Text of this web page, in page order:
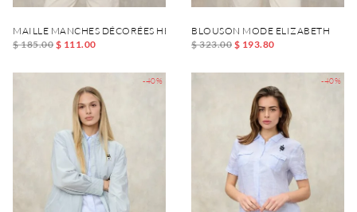
MAILLE MANCHES DÉCORÉES HESTIA
$ 185.00 $ 111.00
BLOUSON MODE ELIZABETH
$ 323.00 $ 193.80
-40% -40%